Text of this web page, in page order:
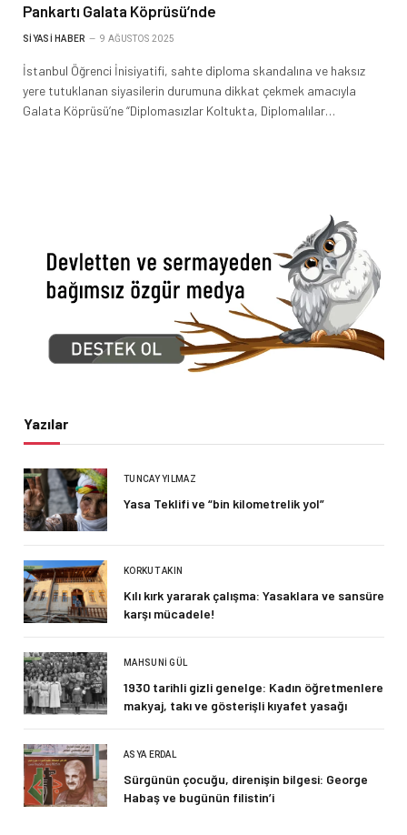
Pankartı Galata Köprüsü’nde
SIYASI HABER 9 AĞUSTOS 2025
İstanbul Öğrenci İnisiyatifi, sahte diploma skandalına ve haksız
yere tutuklanan siyasilerin durumuna dikkat çekmek amacıyla
Galata Köprüsü’ne “Diplomasızlar Koltukta, Diplomalılar…
Yazılar
TUNCAY YILMAZ
Yasa Teklifi ve “bin kilometrelik yol”
KORKUT AKIN
Kılı kırk yararak çalışma: Yasaklara ve sansüre
karşı mücadele!
MAHSUNI GÜL
1930 tarihli gizli genelge: Kadın öğretmenlere
makyaj, takı ve gösterişli kıyafet yasağı
ASYA ERDAL
Sürgünün çocuğu, direnişin bilgesi: George
Habaş ve bugünün filistin’i